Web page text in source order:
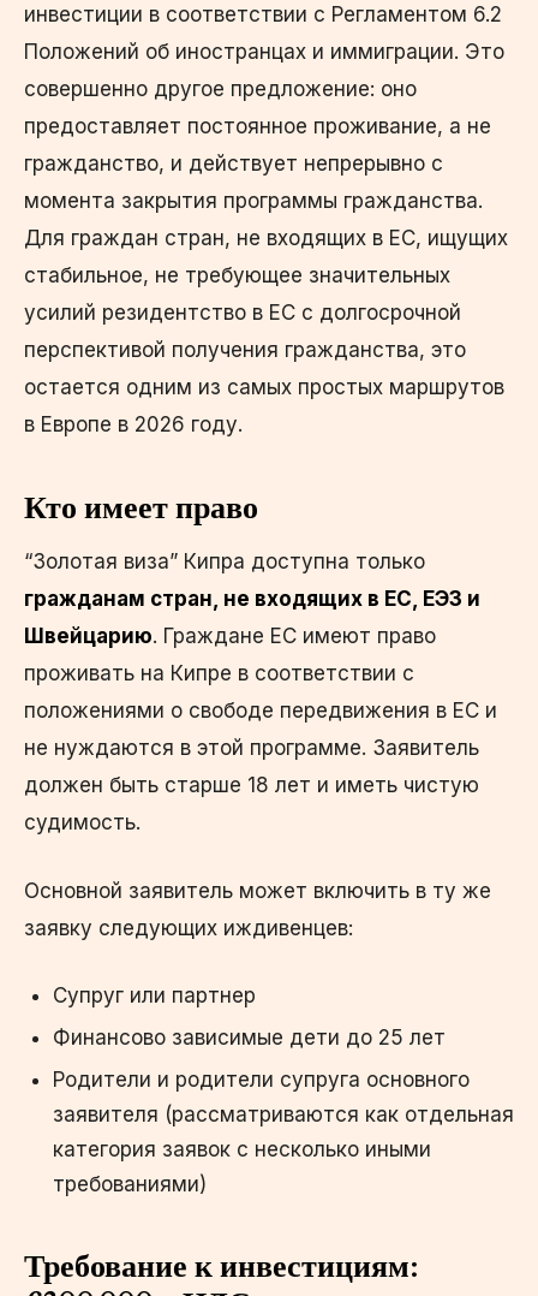
инвестиции в соответствии с Регламентом 6.2
Положений об иностранцах и иммиграции. Это
совершенно другое предложение: оно
предоставляет постоянное проживание, а не
гражданство, и действует непрерывно с
момента закрытия программы гражданства.
Для граждан стран, не входящих в ЕС, ищущих
стабильное, не требующее значительных
усилий резидентство в ЕС с долгосрочной
перспективой получения гражданства, это
остается одним из самых простых маршрутов
в Европе в 2026 году.
Кто имеет право
“Золотая виза” Кипра доступна только
гражданам стран, не входящих в ЕС, ЕЭЗ и
Швейцарию. Граждане ЕС имеют право
проживать на Кипре в соответствии с
положениями о свободе передвижения в ЕС и
не нуждаются в этой программе. Заявитель
должен быть старше 18 лет и иметь чистую
судимость.
Основной заявитель может включить в ту же
заявку следующих иждивенцев:
Супруг или партнер
Финансово зависимые дети до 25 лет
Родители и родители супруга основного
заявителя (рассматриваются как отдельная
категория заявок с несколько иными
требованиями)
Требование к инвестициям: